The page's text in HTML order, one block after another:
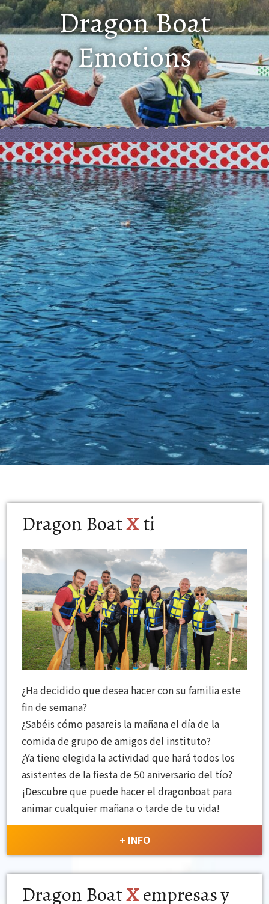
Dragon Boat
Emotions
Dragon BoatXti
¿Ha decidido que desea hacer con su familia este
fin de semana?
¿Sabéis cómo pasareis la mañana el día de la
comida de grupo de amigos del instituto?
¿Ya tiene elegida la actividad que hará todos los
asistentes de la fiesta de 50 aniversario del tío?
¡Descubre que puede hacer el dragonboat para
animar cualquier mañana o tarde de tu vida!
+ INFO
Dragon BoatXempresas y